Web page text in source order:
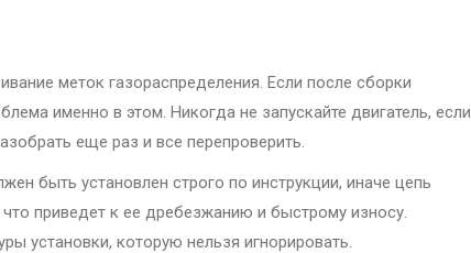
меток газораспределения. Если после сборки
именно в этом. Никогда не запускайте двигатель, если
еще раз и все перепроверить.
быть установлен строго по инструкции, иначе цепь
приведет к ее дребезжанию и быстрому износу.
установки, которую нельзя игнорировать.